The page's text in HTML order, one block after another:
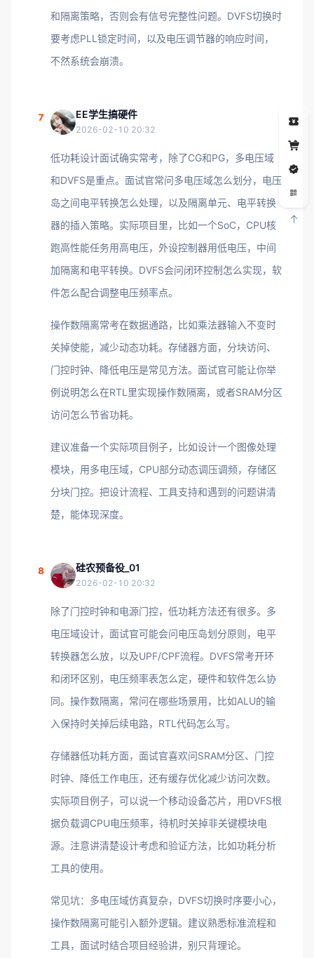
和隔离策略，否则会有信号完整性问题。DVFS切换时
要考虑PLL锁定时间，以及电压调节器的响应时间，
不然系统会崩溃。
7 EE学生搞硬件
2026-02-10 20:32
低功耗设计面试确实常考，除了CG和PG，多电压域
和DVFS是重点。面试官常问多电压域怎么划分，电压
岛之间电平转换怎么处理，以及隔离单元、电平转换
器的插入策略。实际项目里，比如一个SoC，CPU核
跑高性能任务用高电压，外设控制器用低电压，中间
加隔离和电平转换。DVFS会问闭环控制怎么实现，软
件怎么配合调整电压频率点。
操作数隔离常考在数据通路，比如乘法器输入不变时
关掉使能，减少动态功耗。存储器方面，分块访问、
门控时钟、降低电压是常见方法。面试官可能让你举
例说明怎么在RTL里实现操作数隔离，或者SRAM分区
访问怎么节省功耗。
建议准备一个实际项目例子，比如设计一个图像处理
模块，用多电压域，CPU部分动态调压调频，存储区
分块门控。把设计流程、工具支持和遇到的问题讲清
楚，能体现深度。
8 硅农预备役_01
2026-02-10 20:32
除了门控时钟和电源门控，低功耗方法还有很多。多
电压域设计，面试官可能会问电压岛划分原则，电平
转换器怎么放，以及UPF/CPF流程。DVFS常考开环
和闭环区别，电压频率表怎么定，硬件和软件怎么协
同。操作数隔离，常问在哪些场景用，比如ALU的输
入保持时关掉后续电路，RTL代码怎么写。
存储器低功耗方面，面试官喜欢问SRAM分区、门控
时钟、降低工作电压，还有缓存优化减少访问次数。
实际项目例子，可以说一个移动设备芯片，用DVFS根
据负载调CPU电压频率，待机时关掉非关键模块电
源。注意讲清楚设计考虑和验证方法，比如功耗分析
工具的使用。
常见坑：多电压域仿真复杂，DVFS切换时序要小心，
操作数隔离可能引入额外逻辑。建议熟悉标准流程和
工具，面试时结合项目经验讲，别只背理论。